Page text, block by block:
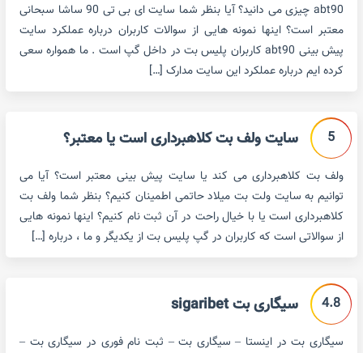
abt90 چیزی می دانید؟ آیا بنظر شما سایت ای بی تی 90 ساشا سبحانی
معتبر است؟ اینها نمونه هایی از سوالات کاربران درباره عملکرد سایت
پیش بینی abt90 کاربران پلیس بت در داخل گپ است . ما همواره سعی
کرده ایم درباره عملکرد این سایت مدارک […]
5 سایت ولف بت کلاهبرداری است یا معتبر؟
ولف بت کلاهبرداری می کند یا سایت پیش بینی معتبر است؟ آیا می
توانیم به سایت ولت بت میلاد حاتمی اطمینان کنیم؟ بنظر شما ولف بت
کلاهبرداری است یا با خیال راحت در آن ثبت نام کنیم؟ اینها نمونه هایی
از سوالاتی است که کاربران در گپ پلیس بت از یکدیگر و ما ، درباره […]
4.8 سیگاری بت sigaribet
سیگاری بت در اینستا – سیگاری بت – ثبت نام فوری در سیگاری بت –